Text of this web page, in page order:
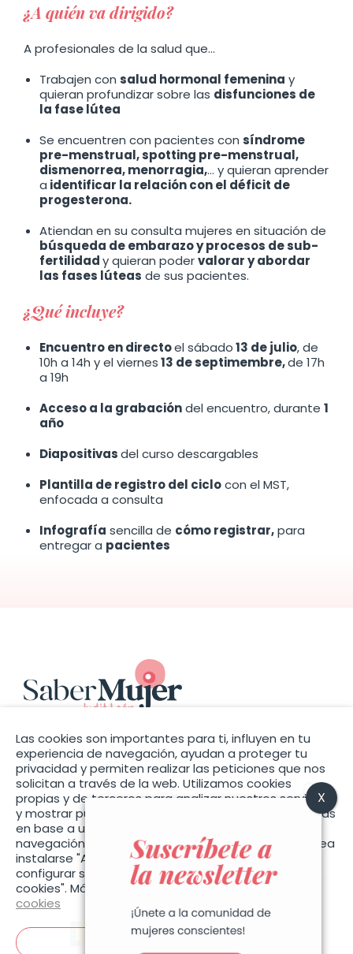
¿A quién va dirigido?
A profesionales de la salud que…
Trabajen con salud hormonal femenina y
quieran profundizar sobre las disfunciones de
la fase lútea
Se encuentren con pacientes con síndrome
pre-menstrual, spotting pre-menstrual,
dismenorrea, menorragia,… y quieran aprender
a identificar la relación con el déficit de
progesterona.
Atiendan en su consulta mujeres en situación de
búsqueda de embarazo y procesos de sub-
fertilidady quieran podervalorar y abordar
las fases lúteas de sus pacientes.
¿Qué incluye?
Encuentro en directoel sábado13 de julio, de
10h a 14h y el viernes13 de septimembre,de 17h
a 19h
Acceso a la grabacióndel encuentro, durante 1
año
Diapositivasdel curso descargables
Plantilla de registro del ciclocon el MST,
enfocada a consulta
Infografía sencilla de cómo registrar,para
entregar a pacientes
contacto@sabermujer.com
Política de privacidad
Política de cookies
Accesibilidad
Las cookies son importantes para ti, influyen en tu
experiencia de navegación, ayudan a proteger tu
privacidad y permiten realizar las peticiones que nos
solicitan a través de la web. Utilizamos cookies
propias y de terceros para analizar nuestros servicios
y mostrar publicidad relacionada con sus preferencias
en base a un perfil elaborado con sus hábitos de
navegación (por ejemplo, páginas visitadas). Si desea
instalarse "Aceptar cookies", o también puede
configurar sus preferencias pulsando "Configurar
cookies". Más información en la nuestraPolítica de
cookies
Aceptar cookies